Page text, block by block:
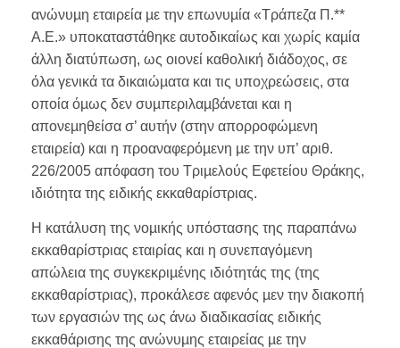
ανώνυµη εταιρεία µε την επωνυµία «Τράπεζα Π.**
Α.Ε.» υποκαταστάθηκε αυτοδικαίως και χωρίς καµία
άλλη διατύπωση, ως οιονεί καθολική διάδοχος, σε
όλα γενικά τα δικαιώµατα και τις υποχρεώσεις, στα
οποία όµως δεν συµπεριλαµβάνεται και η
απονεµηθείσα σ’ αυτήν (στην απορροφώµενη
εταιρεία) και η προαναφερόµενη µε την υπ’ αριθ.
226/2005 απόφαση του Τριµελούς Εφετείου Θράκης,
ιδιότητα της ειδικής εκκαθαρίστριας.
Η κατάλυση της νοµικής υπόστασης της παραπάνω
εκκαθαρίστριας εταιρίας και η συνεπαγόµενη
απώλεια της συγκεκριµένης ιδιότητάς της (της
εκκαθαρίστριας), προκάλεσε αφενός µεν την διακοπή
των εργασιών της ως άνω διαδικασίας ειδικής
εκκαθάρισης της ανώνυµης εταιρείας µε την